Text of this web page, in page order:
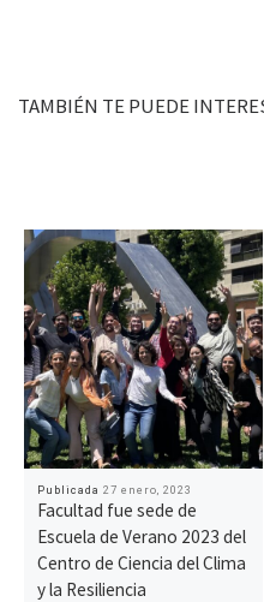
TAMBIÉN TE PUEDE
Publicada 27 enero, 2023
Facultad fue sede de
Escuela de Verano 2023 del
Centro de Ciencia del Clima
y la Resiliencia